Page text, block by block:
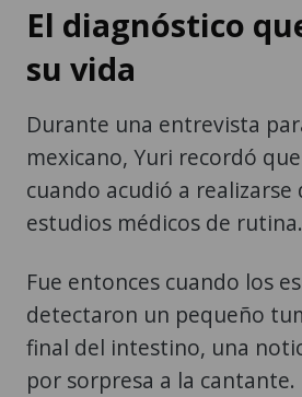
El diagnóstico
su vida
Durante una entrevista
mexicano, Yuri recordó
cuando acudió a realizarse
estudios médicos de rutina.
Fue entonces cuando los
detectaron un pequeño
final del intestino, una
por sorpresa a la cantante.